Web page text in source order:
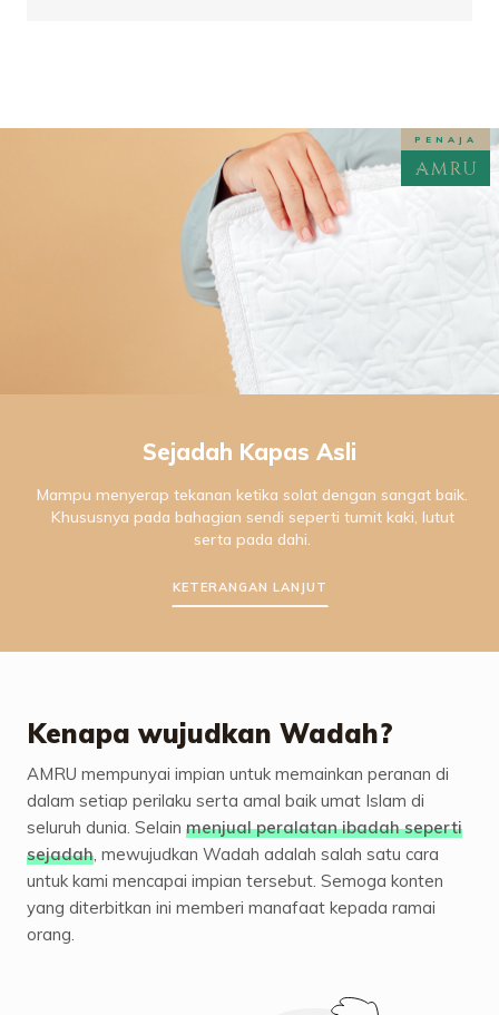
PENAJA
Sejadah Kapas Asli
Mampu menyerap tekanan ketika solat dengan sangat baik.
Khususnya pada bahagian sendi seperti tumit kaki, lutut
serta pada dahi.
KETERANGAN LANJUT
Kenapa wujudkan Wadah?
AMRU mempunyai impian untuk memainkan peranan di
dalam setiap perilaku serta amal baik umat Islam di
seluruh dunia. Selain menjual peralatan ibadah seperti
sejadah , mewujudkan Wadah adalah salah satu cara
untuk kami mencapai impian tersebut. Semoga konten
yang diterbitkan ini memberi manafaat kepada ramai
orang.